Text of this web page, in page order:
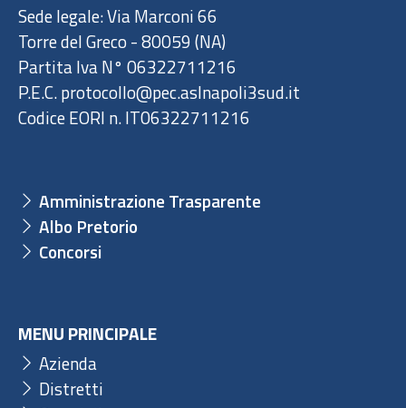
Sede legale: Via Marconi 66
Torre del Greco - 80059 (NA)
Partita Iva N° 06322711216
P.E.C. protocollo@pec.aslnapoli3sud.it
Codice EORI n. IT06322711216
Amministrazione Trasparente
Albo Pretorio
Concorsi
MENU PRINCIPALE
Azienda
Distretti